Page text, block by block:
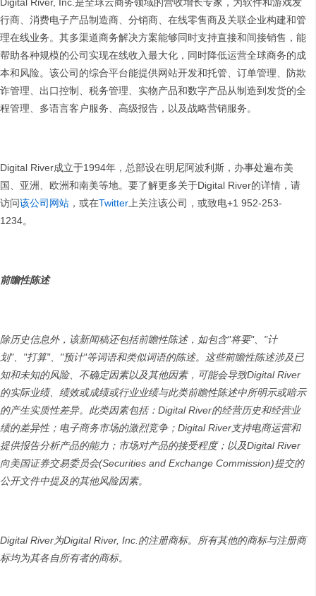
Digital River, Inc.是全球云商务领域的营收增长专家，为软件和游戏发
行商、消费电子产品制造商、分销商、在线零售商及关联企业构建和管
理在线业务。其多渠道商务解决方案能够同时支持直接和间接销售，能
帮助各种规模的公司实现在线收入最大化，同时降低运营全球商务的成
本和风险。该公司的综合平台能提供网站开发和托管、订单管理、防欺
诈管理、出口控制、税务管理、实物产品和数字产品从制造到发货的全
程管理、多语言客户服务、高级报告，以及战略营销服务。
Digital River成立于1994年，总部设在明尼阿波利斯，办事处遍布美
国、亚洲、欧洲和南美等地。要了解更多关于Digital River的详情，请
访问该公司网站 ，或在Twitter上关注该公司，或致电+1 952-253-
1234。
前瞻性陈述
除历史信息外，该新闻稿还包括前瞻性陈述，如包含"将要"、 "计
划"、 "打算"、 "预计"等词语和类似词语的陈述。这些前瞻性陈述涉及已
知和未知的风险、不确定因素以及其他因素，可能会导致Digital River
的实际业绩、绩效或成绩或行业业绩与此类前瞻性陈述中所明示或暗示
的产生实质性差异。此类因素包括： Digital River的经营历史和经营业
绩的差异性；电子商务市场的激烈竞争； Digital River支持电商运营和
提供报告分析产品的能力；市场对产品的接受程度；以及Digital River
向美国证券交易委员会(Securities and Exchange Commission)提交的
公开文件中提及的其他风险因素。
Digital River为Digital River, Inc.的注册商标。所有其他的商标与注册商
标均为其各自所有者的商标。